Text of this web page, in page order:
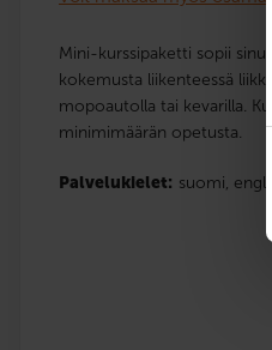
Mini-kurssipaketti sopii
kokemusta liikenteessä
mopoautolla tai kevarilla.
minimimäärän opetusta.
Palvelukielet: suomi,